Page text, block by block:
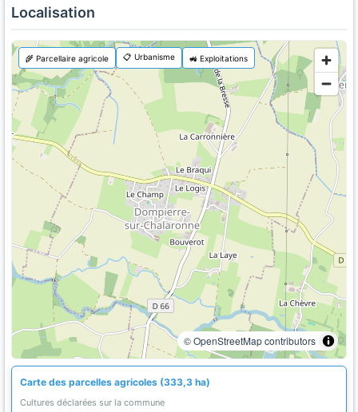
Localisation
© OpenStreetMap contributors
🌾 Parcellaire agricole 📋 Urbanisme 🚜 Exploitations
Carte des parcelles agricoles (333,3 ha)
Cultures déclarées sur la commune